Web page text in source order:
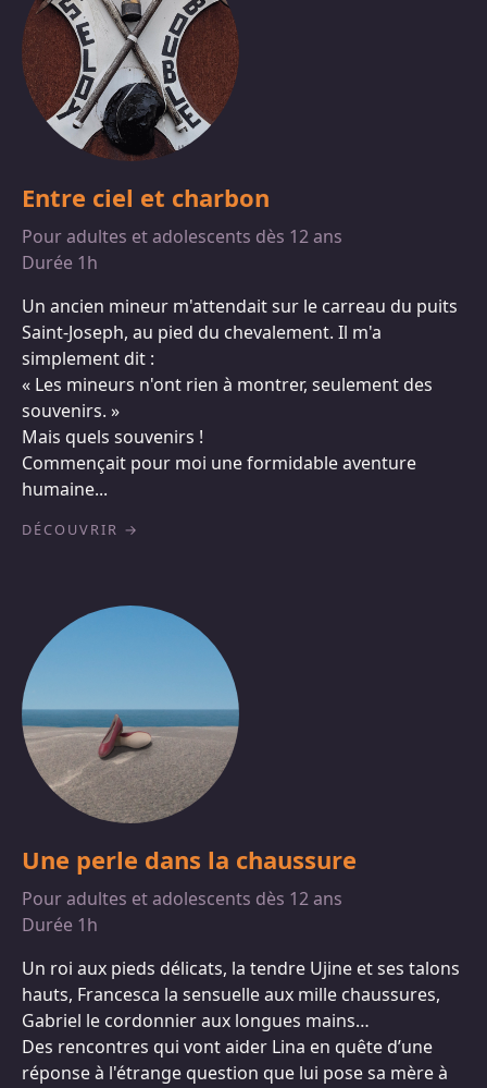
Entre ciel et charbon
Pour adultes et adolescents dès 12 ans
Durée 1h
Un ancien mineur m'attendait sur le carreau du puits
Saint-Joseph, au pied du chevalement. Il m'a
simplement dit :
« Les mineurs n'ont rien à montrer, seulement des
souvenirs. »
Mais quels souvenirs !
Commençait pour moi une formidable aventure
humaine...
DÉCOUVRIR
Une perle dans la chaussure
Pour adultes et adolescents dès 12 ans
Durée 1h
Un roi aux pieds délicats, la tendre Ujine et ses talons
hauts, Francesca la sensuelle aux mille chaussures,
Gabriel le cordonnier aux longues mains…
Des rencontres qui vont aider Lina en quête d’une
réponse à l'étrange question que lui pose sa mère à